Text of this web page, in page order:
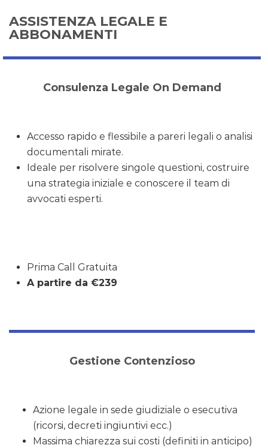
ASSISTENZA LEGALE E
ABBONAMENTI
Consulenza Legale On Demand
Accesso rapido e flessibile a pareri legali o analisi
documentali mirate.
Ideale per risolvere singole questioni, costruire
una strategia iniziale e conoscere il team di
avvocati esperti.
Prima Call Gratuita
A partire da €239
Gestione Contenzioso
Azione legale in sede giudiziale o esecutiva
(ricorsi, decreti ingiuntivi ecc.)
Massima chiarezza sui costi (definiti in anticipo)